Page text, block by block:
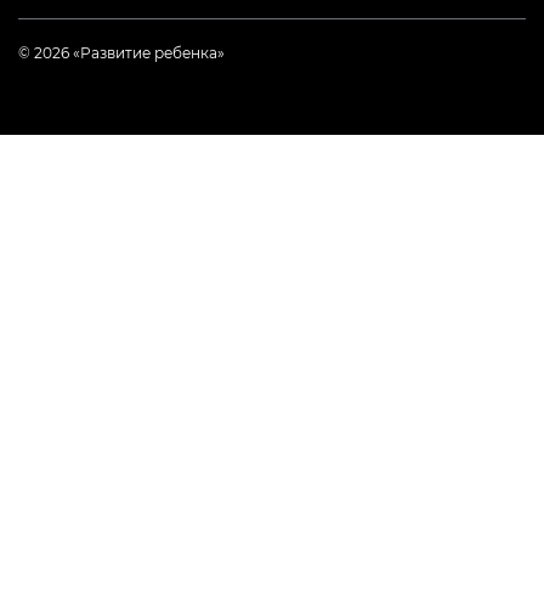
© 2026 «Развитие ребенка»